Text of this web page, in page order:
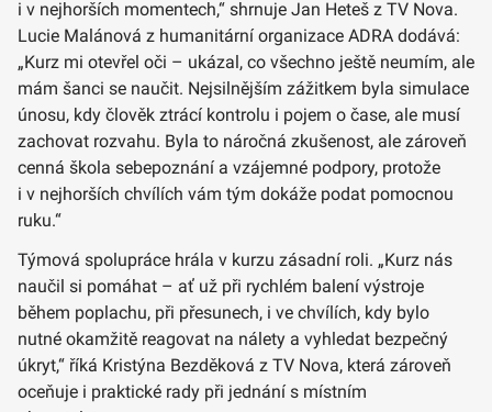
i v nejhorších momentech,“ shrnuje Jan Heteš z TV Nova.
Lucie Malánová z humanitární organizace ADRA dodává:
„Kurz mi otevřel oči – ukázal, co všechno ještě neumím, ale
mám šanci se naučit. Nejsilnějším zážitkem byla simulace
únosu, kdy člověk ztrácí kontrolu i pojem o čase, ale musí
zachovat rozvahu. Byla to náročná zkušenost, ale zároveň
cenná škola sebepoznání a vzájemné podpory, protože
i v nejhorších chvílích vám tým dokáže podat pomocnou
ruku.“
Týmová spolupráce hrála v kurzu zásadní roli. „Kurz nás
naučil si pomáhat – ať už při rychlém balení výstroje
během poplachu, při přesunech, i ve chvílích, kdy bylo
nutné okamžitě reagovat na nálety a vyhledat bezpečný
úkryt,“ říká Kristýna Bezděková z TV Nova, která zároveň
oceňuje i praktické rady při jednání s místním